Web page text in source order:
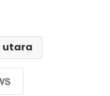
utara